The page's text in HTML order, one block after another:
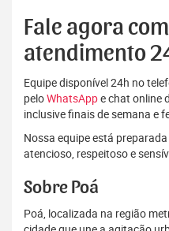
Fale agora
atendimento
Equipe disponível 24h no
peloWhatsAppe chat online
inclusive finais de semana e
Nossa equipe está
atencioso, respeitoso e
Sobre Poá
Poá, localizada na região